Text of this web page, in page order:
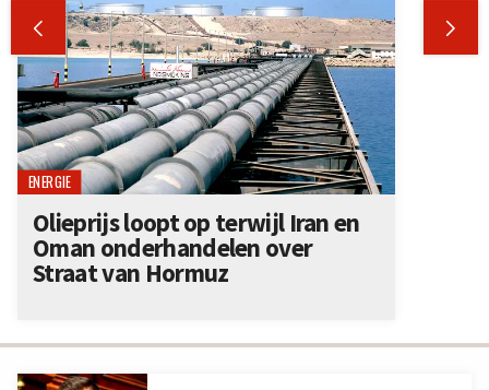
 
ENERGIE
Olieprijs loopt op terwijl Iran en
Oman onderhandelen over
Straat van Hormuz